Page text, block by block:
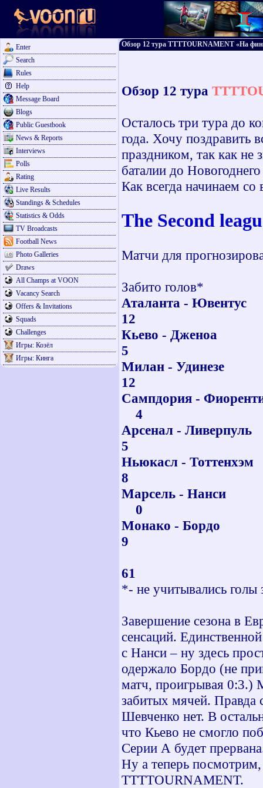
Enter
Search
Rules
Help
Message Board
Blogs
Public Guestbook
News & Reports
Interviews
Polls
Rating
Live Results
Standings & Schedules
Statistics & Odds
TV Broadcasts
Football News
Photo Galleries
Draws
All Champs at VOON
Vacancy Search
Offers & Invitations
Squads
Challenges
Игры: Козёл
Игры: Кинга
Обзор 12 тура TTTTOURNAMENT «На
Обзор 12 тура
Осталось три тура до
года. Хочу поздравить
праздником, так как не
баталии до
Как всегда начинаем со
The Second
Матчи для
Забито голов*
Аталанта -
12
Кьево -
5
Милан -
12
4
Арсенал -
5
Ньюкасл -
8
0
Монако -
9
61
*- не учитывались голы
Завершение сезона в
сенсаций.
с Нанси – ну здесь
одержало Бордо (не
матч, проигрывая 0:3.)
забитых мячей. Правда
Шевченко нет. В
что Кьево не смогло
Серии А будет
Ну а теперь
TTTTOURNAMENT.